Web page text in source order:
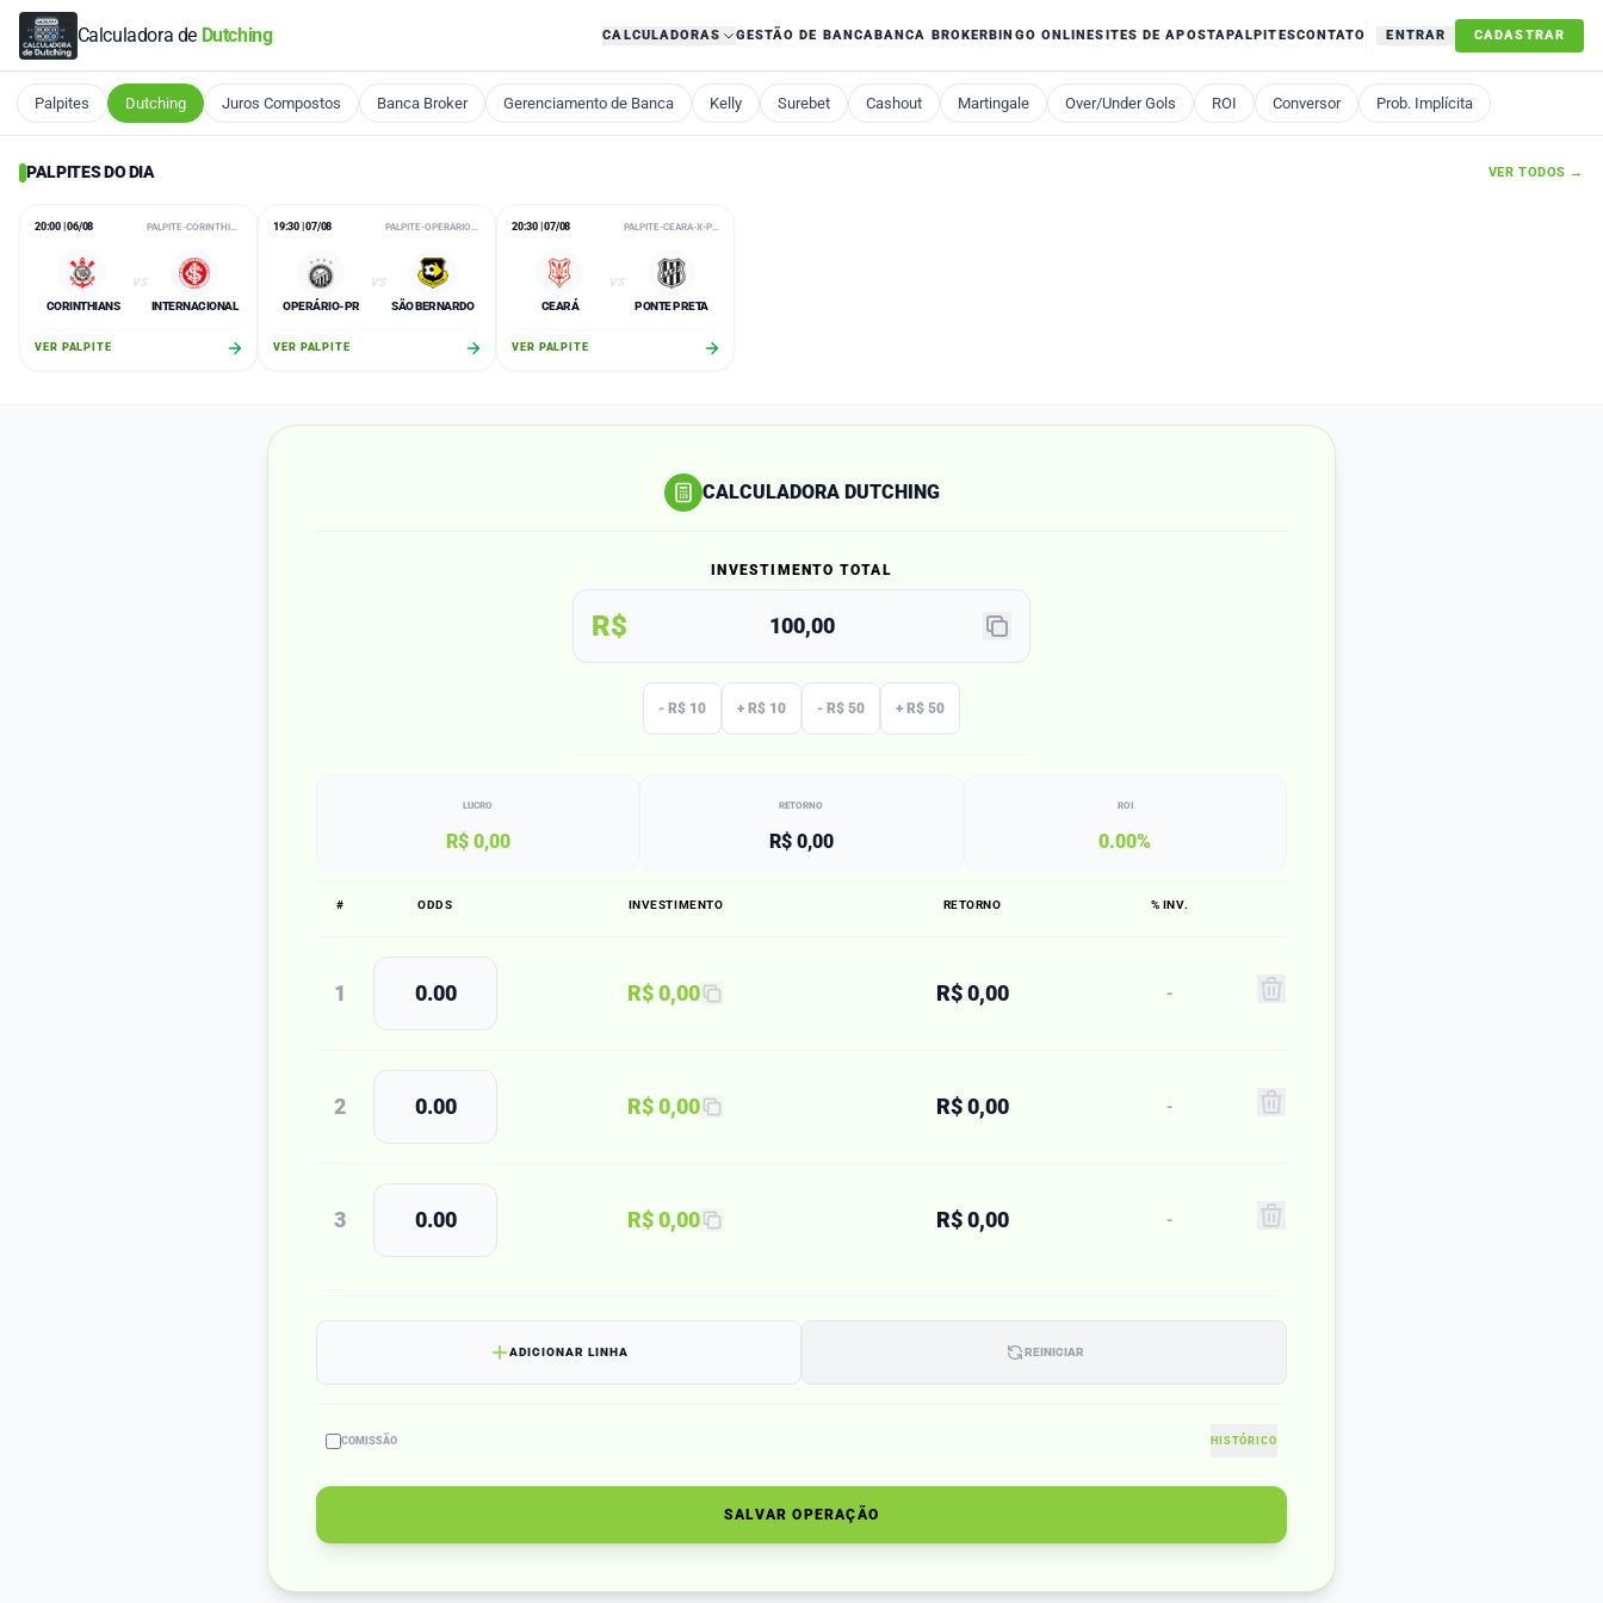
Calculadora de Dutching CALCULADORAS GESTÃO DE BANCABANCA BROKERBINGO ONLINESITES DE APOSTAPALPITESCONTATO ENTRAR CADASTRAR
Palpites Dutching Juros Compostos Banca Broker Gerenciamento de Banca Kelly Surebet Cashout Martingale Over/Under Gols ROI Conversor Prob. Implícita
PALPITES DO DIA VER TODOS →
20:00 | 06/08
CORINTHIANS
VS
INTERNACIONAL
VER PALPITE
19:30 | 07/08
OPERÁRIO-PR
VS
SÃO BERNARDO
VER PALPITE
20:30 | 07/08
CEARÁ
VS
PONTE PRETA
VER PALPITE
CALCULADORA DUTCHING
INVESTIMENTO TOTAL
R$
- R$ 10 + R$ 10 - R$ 50 + R$ 50
LUCRO
R$ 0,00
RETORNO
R$ 0,00
ROI
0.00%
# ODDS INVESTIMENTO RETORNO % INV.
1 R$ 0,00 R$ 0,00 -
2 R$ 0,00 R$ 0,00 -
3 R$ 0,00 R$ 0,00 -
ADICIONAR LINHA REINICIAR
COMISSÃO HISTÓRICO
SALVAR OPERAÇÃO